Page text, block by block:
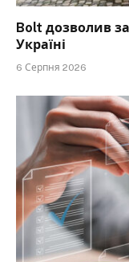
Bolt дозволив
Україні
6 Серпня 2026